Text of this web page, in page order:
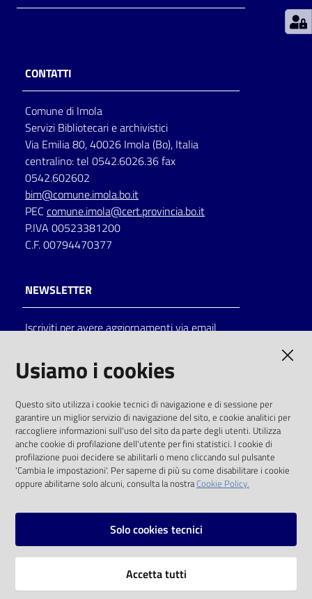
Patto
Seguici
su
Catalogo
on line
Eventi
Chiedi al
bibliotecario
Avvisi
Orari
CONTATTI
Comune di Imola
Servizi Bibliotecari e archivistici
Via Emilia 80, 40026 Imola (Bo), Italia
centralino: tel 0542.6026.36 fax
0542.602602
bim@comune.imola.bo.it
PEC comune.imola@cert.provincia.bo.it
P.IVA 00523381200
C.F. 00794470377
NEWSLETTER
Iscriviti per avere aggiornamenti via email
solo alle condizioni previste dalla direttiva
comunitaria 2003/98/CE e dal d.lgs. 36/2006
SOCIAL
Instagram
Vai alla pagina
Usiamo i cookies
Questo sito utilizza i cookie tecnici di navigazione e di sessione per
garantire un miglior servizio di navigazione del sito, e cookie analitici per
raccogliere informazioni sull'uso del sito da parte degli utenti. Utilizza
anche cookie di profilazione dell'utente per fini statistici. I cookie di
profilazione puoi decidere se abilitarli o meno cliccando sul pulsante
'Cambia le impostazioni'. Per saperne di più su come disabilitare i cookie
oppure abilitarne solo alcuni, consulta la nostraCookie Policy.
Solo cookies tecnici
Accetta tutti